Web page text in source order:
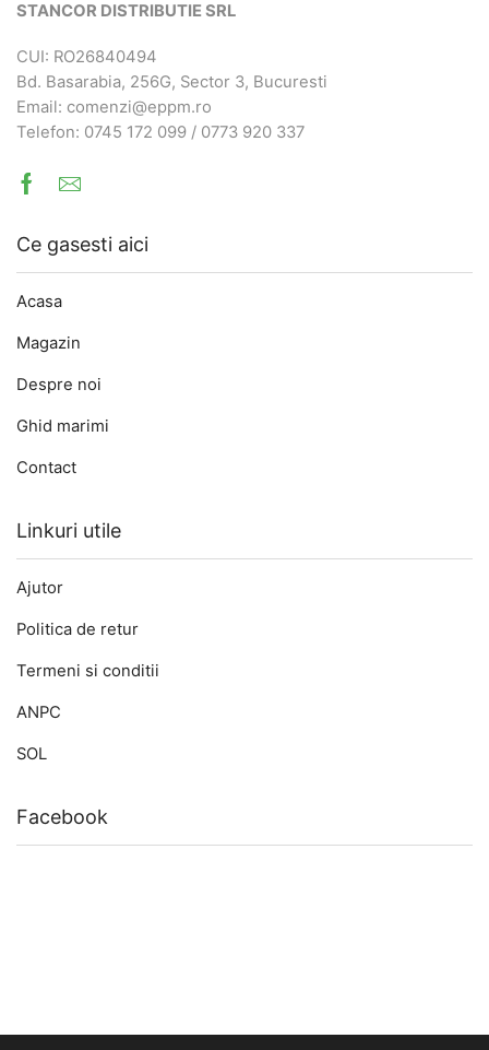
STANCOR DISTRIBUTIE SRL
CUI: RO26840494
Bd. Basarabia, 256G, Sector 3, Bucuresti
Email: comenzi@eppm.ro
Telefon: 0745 172 099 / 0773 920 337
Facebook
Email
Ce gasesti aici
Acasa
Magazin
Despre noi
Ghid marimi
Contact
Linkuri utile
Ajutor
Politica de retur
Termeni si conditii
ANPC
SOL
Facebook